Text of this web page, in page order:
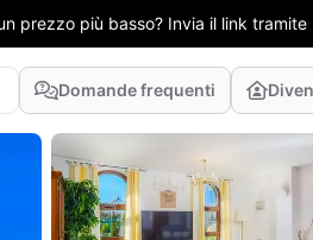
prezzo più basso? Invia il link
Domande frequenti